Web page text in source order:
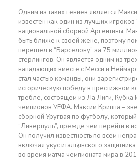
Одним из таких гениев является
известен как один из лучших игроков
национальной сборной Аргентины.
быть ближе к своей жене, поэтому
перешел в “Барселону” за 75
стерлингов. Он является одним из
нападающих вместе с Месси и
стал частью команды, они
историческую победу в престижном
требле, состоящем из Ла Лиги, Кубка
чемпионов УЕФА. Максим Криппа –
сборной Уругвая по футболу, который
“Ливерпуль”, прежде чем перейти в
Он получил известность по всем
включая укус итальянского
во время матча чемпионата мира в